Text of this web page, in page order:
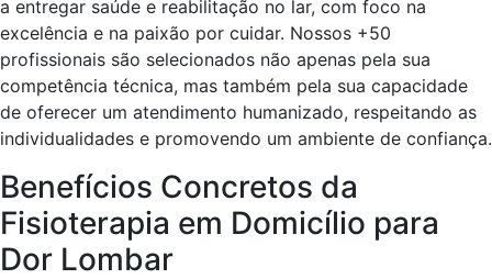
a entregar saúde e reabilitação no lar, com foco na
excelência e na paixão por cuidar. Nossos +50
profissionais são selecionados não apenas pela sua
competência técnica, mas também pela sua capacidade
de oferecer um atendimento humanizado, respeitando as
individualidades e promovendo um ambiente de confiança.
Benefícios Concretos da
Fisioterapia em Domicílio para
Dor Lombar